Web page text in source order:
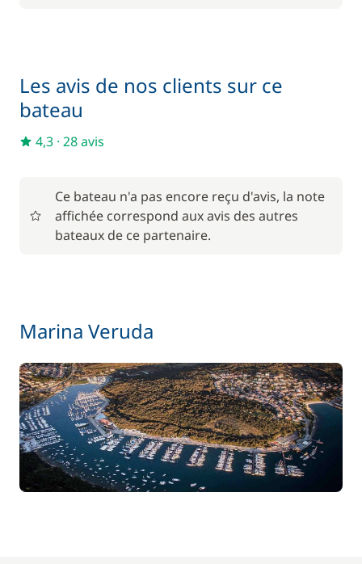
Serviettes
Skipper (repas non inclus)
Les avis de nos clients sur ce
bateau
4,3 · 28 avis
Ce bateau n'a pas encore reçu d'avis, la note
affichée correspond aux avis des autres
bateaux de ce partenaire.
Marina Veruda